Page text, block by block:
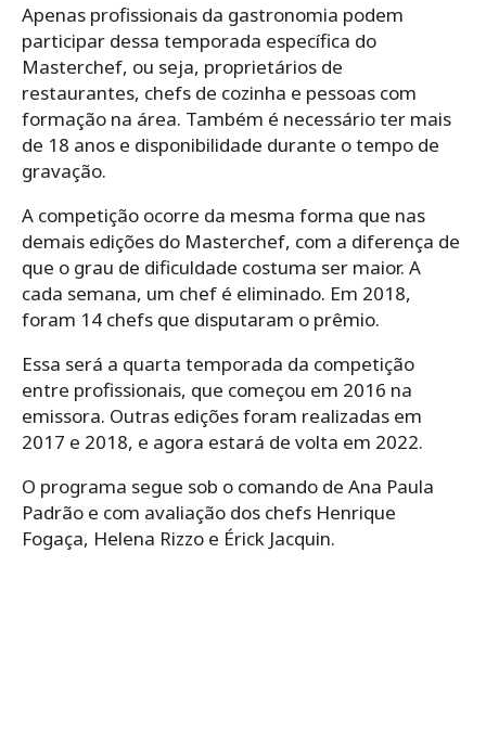
Apenas profissionais da gastronomia podem
participar dessa temporada específica do
Masterchef, ou seja, proprietários de
restaurantes, chefs de cozinha e pessoas com
formação na área. Também é necessário ter mais
de 18 anos e disponibilidade durante o tempo de
gravação.
A competição ocorre da mesma forma que nas
demais edições do Masterchef, com a diferença de
que o grau de dificuldade costuma ser maior. A
cada semana, um chef é eliminado. Em 2018,
foram 14 chefs que disputaram o prêmio.
Essa será a quarta temporada da competição
entre profissionais, que começou em 2016 na
emissora. Outras edições foram realizadas em
2017 e 2018, e agora estará de volta em 2022.
O programa segue sob o comando de Ana Paula
Padrão e com avaliação dos chefs Henrique
Fogaça, Helena Rizzo e Érick Jacquin.